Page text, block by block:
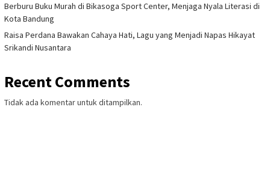
Berburu Buku Murah di Bikasoga Sport Center, Menjaga Nyala Literasi di
Kota Bandung
Raisa Perdana Bawakan Cahaya Hati, Lagu yang Menjadi Napas Hikayat
Srikandi Nusantara
Recent Comments
Tidak ada komentar untuk ditampilkan.